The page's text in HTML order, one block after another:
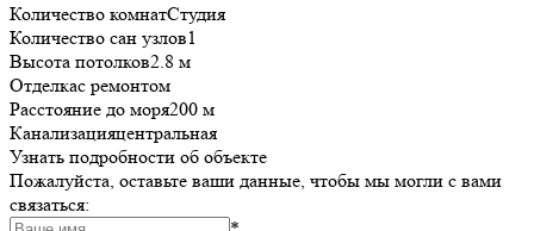
Количество комнатСтудия
Количество сан узлов1
Высота потолков2.8 м
Отделкас ремонтом
Расстояние до моря200 м
Канализацияцентральная
Узнать подробности об объекте
Пожалуйста, оставьте ваши данные, чтобы мы могли с вами
связаться: